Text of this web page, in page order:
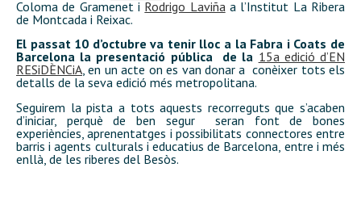
Coloma de Gramenet i Rodrigo Laviña a l’Institut La Ribera
de Montcada i Reixac.
El passat 10 d’octubre va tenir lloc a la Fabra i Coats de
Barcelona la presentació pública de la 15a edició d’EN
RESiDÈNCiA, en un acte on es van donar a conèixer tots els
detalls de la seva edició més metropolitana.
Seguirem la pista a tots aquests recorreguts que s’acaben
d’iniciar, perquè de ben segur seran font de bones
experiències, aprenentatges i possibilitats connectores entre
barris i agents culturals i educatius de Barcelona, entre i més
enllà, de les riberes del Besòs.